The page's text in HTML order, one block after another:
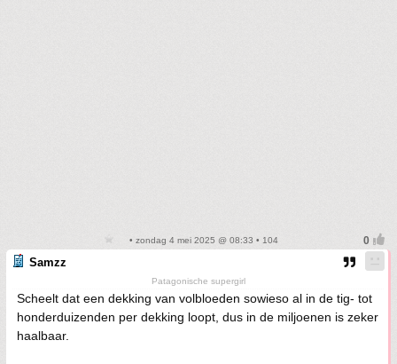
• zondag 4 mei 2025 @ 08:33 • 104
Samzz
Patagonische supergirl
Scheelt dat een dekking van volbloeden sowieso al in de tig- tot
honderduizenden per dekking loopt, dus in de miljoenen is zeker
haalbaar.